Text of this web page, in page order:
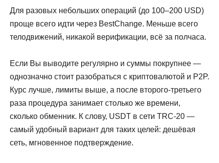
Для разовых небольших операций (до 100–200 USD)
проще всего идти через BestChange. Меньше всего
телодвижений, никакой верификации, всё за полчаса.
Если Вы выводите регулярно и суммы покрупнее —
однозначно стоит разобраться с криптовалютой и P2P.
Курс лучше, лимиты выше, а после второго-третьего
раза процедура занимает столько же времени,
сколько обменник. К слову, USDT в сети TRC-20 —
самый удобный вариант для таких целей: дешёвая
сеть, мгновенное подтверждение.